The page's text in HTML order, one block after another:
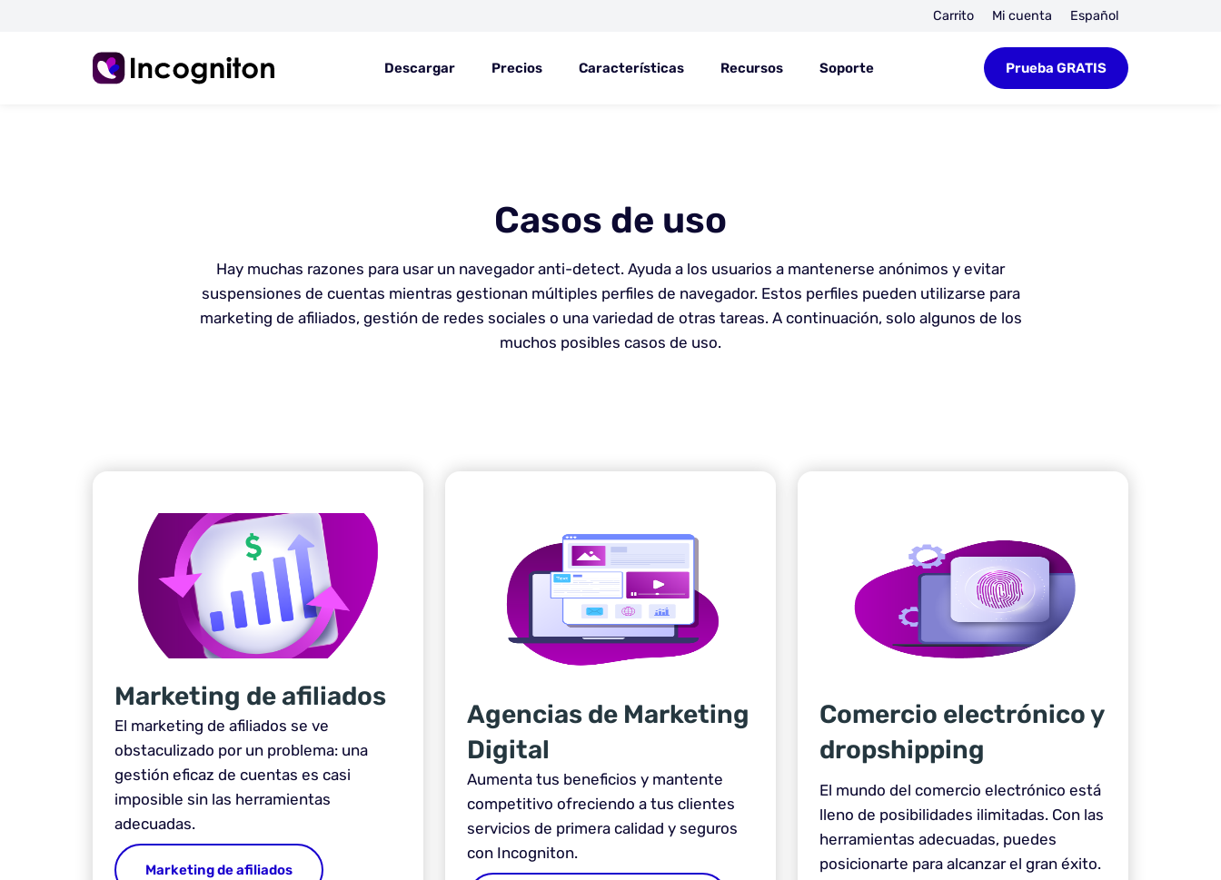
Carrito Mi cuenta Español
Descargar Precios Características Recursos Soporte Prueba GRATIS
Casos de uso
Hay muchas razones para usar un navegador anti-detect. Ayuda a los usuarios a mantenerse anónimos y evitar
suspensiones de cuentas mientras gestionan múltiples perfiles de navegador. Estos perfiles pueden utilizarse para
marketing de afiliados, gestión de redes sociales o una variedad de otras tareas. A continuación, solo algunos de los
muchos posibles casos de uso.
Marketing de afiliados
El marketing de afiliados se ve
obstaculizado por un problema: una
gestión eficaz de cuentas es casi
imposible sin las herramientas
adecuadas.
Marketing de afiliados
Agencias de Marketing
Digital
Aumenta tus beneficios y mantente
competitivo ofreciendo a tus clientes
servicios de primera calidad y seguros
con Incogniton.
Comercio electrónico y
dropshipping
El mundo del comercio electrónico está
lleno de posibilidades ilimitadas. Con las
herramientas adecuadas, puedes
posicionarte para alcanzar el gran éxito.